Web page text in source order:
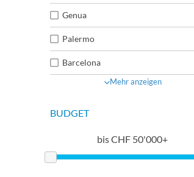
Genua
Palermo
Barcelona
Mehr anzeigen
BUDGET
bisCHF 50'000+